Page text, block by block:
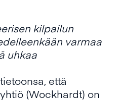
kilpailun
varmaa
uhkaa
että
(Wockhardt) on